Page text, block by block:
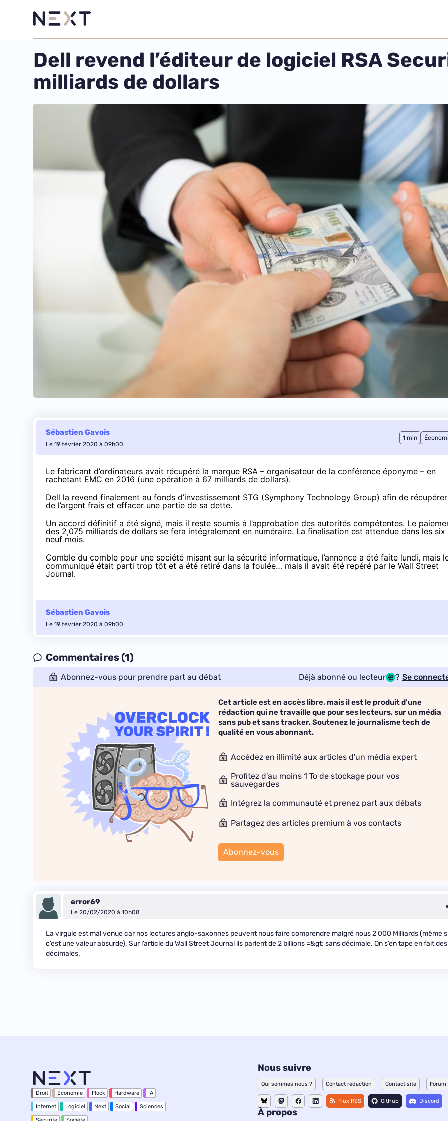
Dell revend l’éditeur de logiciel RSA
milliards de dollars
Sébastien Gavois
Le 19 février 2020 à 09h00
1 min
Le fabricant d’ordinateurs avait récupéré la marque RSA – organisateur de la conférence éponyme – en
rachetant EMC en 2016 (une opération à 67 milliards de dollars).
Dell la revend finalement au fonds d’investissement STG (Symphony Technology Group) afin de récupérer
de l’argent frais et effacer une partie de sa dette.
Un accord définitif a été signé, mais il reste soumis à l’approbation des autorités compétentes. Le
des 2,075 milliards de dollars se fera intégralement en numéraire. La finalisation est attendue dans les six
neuf mois.
Comble du comble pour une société misant sur la sécurité informatique, l’annonce a été faite lundi, mais
communiqué était parti trop tôt et a été retiré dans la foulée… mais il avait été repéré par le Wall Street
Journal.
Sébastien Gavois
Le 19 février 2020 à 09h00
Commentaires (1)
Abonnez-vous pour prendre part au débat Déjà abonné ou lecteur ? Se
Cet article est en accès libre, mais il est le produit d'une
rédaction qui ne travaille que pour ses lecteurs, sur un média
sans pub et sans tracker. Soutenez le journalisme tech de
qualité en vous abonnant.
Accédez en illimité aux articles d'un média expert
Profitez d'au moins 1 To de stockage pour vos
sauvegardes
Intégrez la communauté et prenez part aux débats
Partagez des articles premium à vos contacts
Abonnez-vous
error69
Le 20/02/2020 à 10h08
La virgule est mal venue car nos lectures anglo-saxonnes peuvent nous faire comprendre malgré nous 2 000 Milliards (même
c’est une valeur absurde). Sur l’article du Wall Street Journal ils parlent de 2 billions =&gt; sans décimale. On s’en tape en fait des
décimales.
Droit Économie Flock Hardware IA
Internet Logiciel Next Social Sciences
Nous suivre
Qui sommes nous ? Contact rédaction Contact site Forum
Flux RSS GitHub Discord
À propos